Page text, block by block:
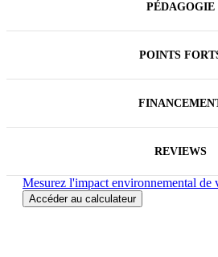
PÉDAGOGIE
POINTS
REVIEWS
Mesurez l'impact environnemental de
Accéder au calculateur